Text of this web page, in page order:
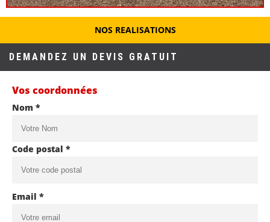
NOS REALISATIONS
DEMANDEZ UN DEVIS GRATUIT
Vos coordonnées
Nom *
Code postal *
Email *